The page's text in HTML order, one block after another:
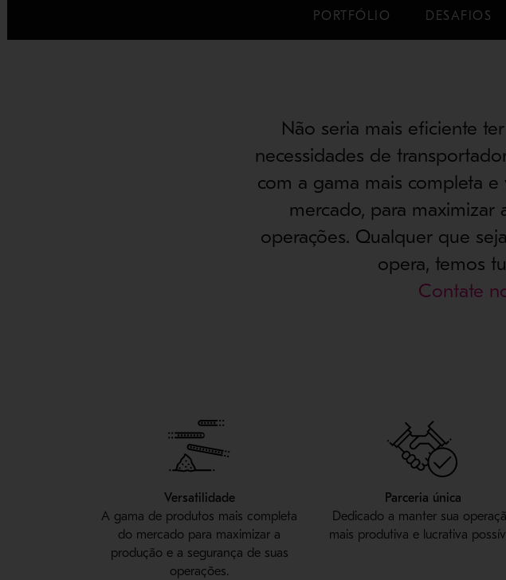
PORTFÓLIO DESAFIOS
Não seria mais eficiente
necessidades de
com a gama mais completa
mercado, para maximizar
operações. Qualquer que
opera, temos
Contate
Versatilidade
A gama de produtos mais completa
do mercado para maximizar a
produção e a segurança de suas
operações.
Parceria única
Dedicado a manter sua
mais produtiva e lucrativa